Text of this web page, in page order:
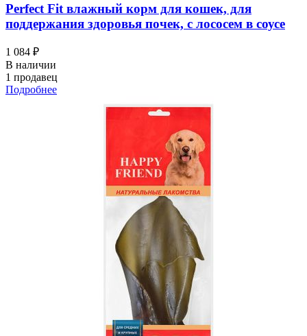
Perfect Fit влажный корм для кошек, для
поддержания здоровья почек, с лососем в соусе
1 084 ₽
В наличии
1 продавец
Подробнее